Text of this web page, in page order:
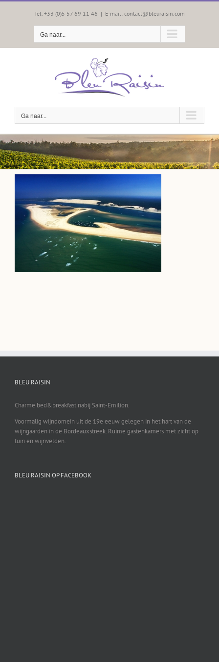
Skip
Tel. +33 (0)5 57 69 11 46 | E-mail: contact@bleuraisin.com
Ga naar...
Ga naar...
BLEU RAISIN
Charme bed&breakfast nabij Saint-Emilion.
Voormalig wijndomein uit de 19e eeuw gelegen in het hart van de
wijngaarden in de Bordeauxstreek. Ruime gastenkamers met zicht op
tuin en wijnvelden.
BLEU RAISIN OP FACEBOOK